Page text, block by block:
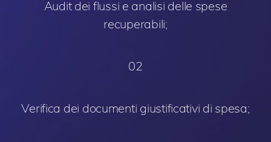
Audit dei flussi e analisi delle spese
recuperabili;
02
Verifica dei documenti giustificativi di spesa;